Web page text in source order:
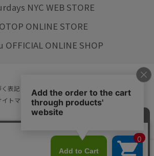
NYC WEB STORE
ONLINE STORE
OFFICIAL ONLINE SHOP
表記 プライバシーポリシー
会社概要
イトマップ リクルート ご利用ガイド
ALL RIGHTS RESERVED.